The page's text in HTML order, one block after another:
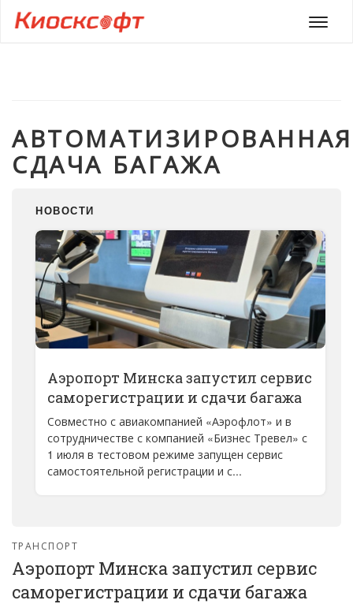
Меню
АВТОМАТИЗИРОВАННАЯ
СДАЧА БАГАЖА
НОВОСТИ
Аэропорт Минска запустил сервис
саморегистрации и сдачи багажа
Совместно с авиакомпанией «Аэрофлот» и в
сотрудничестве с компанией «Бизнес Тревел» с
1 июля в тестовом режиме запущен сервис
самостоятельной регистрации и с...
ТРАНСПОРТ
Аэропорт Минска запустил сервис
саморегистрации и сдачи багажа